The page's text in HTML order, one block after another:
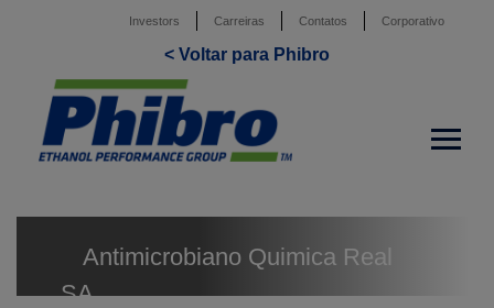
Investors Carreiras Contatos Corporativo
< Voltar para Phibro
Antimicrobiano Quimica Real
SA